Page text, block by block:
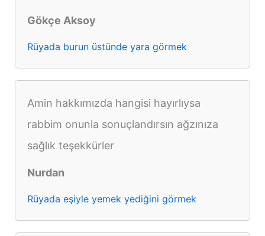
Gökçe Aksoy
Rüyada burun üstünde yara görmek
Amin hakkımızda hangisi hayırlıysa
rabbim onunla sonuçlandırsın ağzınıza
sağlık teşekkürler
Nurdan
Rüyada eşiyle yemek yediğini görmek